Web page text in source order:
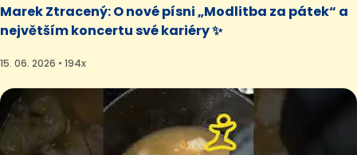
Marek Ztracený: O nové písni „Modlitba za pátek“ a
největším koncertu své kariéry ✨
15. 06. 2026 • 194x